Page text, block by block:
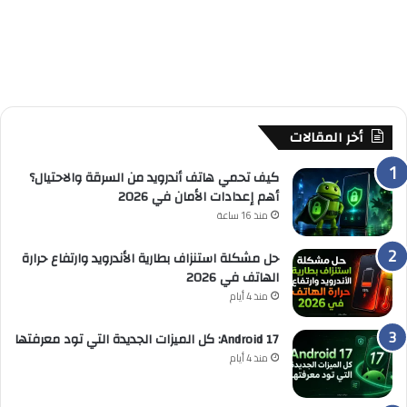
أخر المقالات
كيف تحمي هاتف أندرويد من السرقة والاحتيال؟
أهم إعدادات الأمان في 2026
منذ 16 ساعة
حل مشكلة استنزاف بطارية الأندرويد وارتفاع حرارة
الهاتف في 2026
منذ 4 أيام
Android 17: كل الميزات الجديدة التي تود معرفتها
منذ 4 أيام